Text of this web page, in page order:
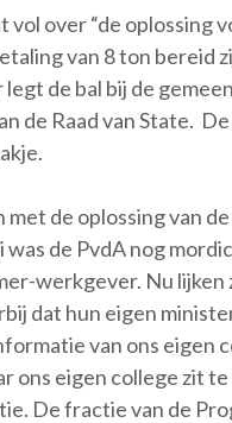
vol over “de oplossing
van 8 ton bereid
de bal bij de
de Raad van State.
de oplossing van
de PvdA nog
werkgever. Nu lijken
dat hun eigen
van ons eigen
eigen college zit te
De fractie van de